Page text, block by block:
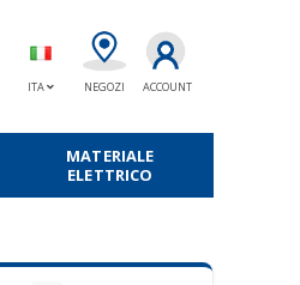
ITA NEGOZI ACCOUNT
MATERIALE
ELETTRICO